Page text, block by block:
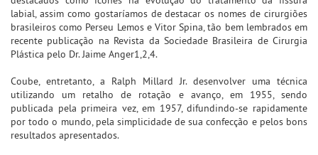
labial, assim como gostaríamos de destacar os nomes de cirurgiões
brasileiros como Perseu Lemos e Vitor Spina, tão bem lembrados em
recente publicação na Revista da Sociedade Brasileira de Cirurgia
Plástica pelo Dr. Jaime Anger1,2,4.
Coube, entretanto, a Ralph Millard Jr. desenvolver uma técnica
utilizando um retalho de rotação e avanço, em 1955, sendo
publicada pela primeira vez, em 1957, difundindo-se rapidamente
por todo o mundo, pela simplicidade de sua confecção e pelos bons
resultados apresentados.